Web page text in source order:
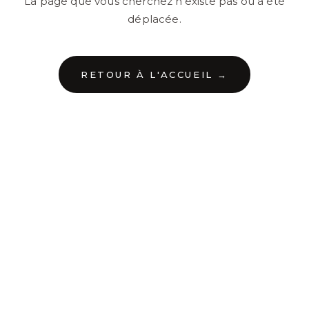
déplacée.
RETOUR À L'ACCUEIL →